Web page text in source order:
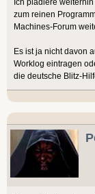
zum reinen
Machines-Forum
Es ist ja nicht davon
Worklog eintragen
die deutsche Blitz-